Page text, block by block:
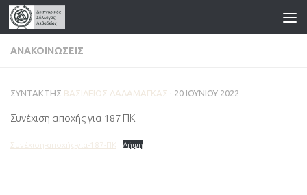
Skip to content
ΑΝΑΚΟΙΝΏΣΕΙΣ
ΣΥΝΤΆΚΤΗΣ ΒΑΣΊΛΕΙΟΣ ΔΑΛΑΜΆΓΚΑΣ · 20 ΙΟΥΝΊΟΥ 2022
Συνέχιση αποχής για 187 ΠΚ
Συνέχιση-αποχής-για-187-ΠΚ Λήψη